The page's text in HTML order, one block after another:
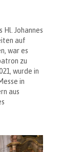
Hl. Johannes
auf
war es
zu
wurde in
in
aus